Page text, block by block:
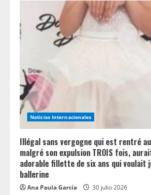
R
a
d
i
n
g
Noticias Internacionales
Illégal sans vergogne qui est rentré
malgré son expulsion TROIS fois,
adorable fillette de six ans qui voulait
ballerine
Ana Paula García 30 julio 2026